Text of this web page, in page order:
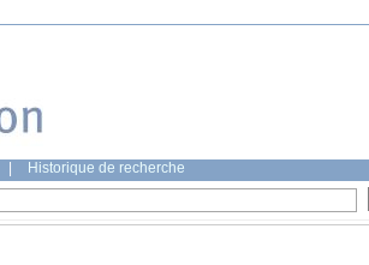
Historique de recherche